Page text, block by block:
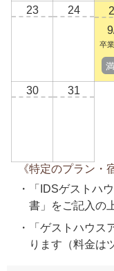
23 24
卒
30 31
《特定のプラン・
「IDSゲストハ
書」をご記入の
「ゲストハウス
ります（料金は